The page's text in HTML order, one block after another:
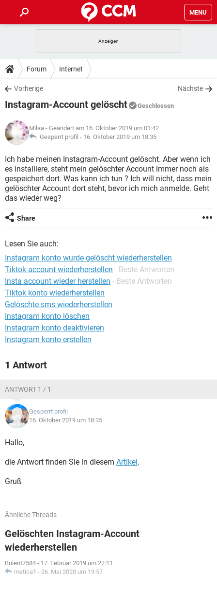
MENU
ANDROID
WINDOWS 10
WHATSAPP TIKTOK
FACEBOOK
TIPPS & TRICKS
SPIELE
WHATSAPP TIKTOK
FACEBOOK
DOWNLOADS
SPIELE STREAMING
ANDROID
WINDOWS 10 INSTAGRAM
WHATSAPP
FACEBOOK HARDWARE
FORUM
SPIELE STREAMING
ANDROID
WINDOWS 10 INSTAGRAM
WHATSAPP TIKTOK
FACEBOOK
LEXIKON
SPIELE STREAMING
ANDROID IOS
WINDOWS 10 INSTAGRAM
FACEBOOK
Forum Internet
Vorherige Nächste
Instagram-Account gelöscht Geschlossen
Milaa - Geändert am 16. Oktober 2019 um 01:42
Gesperrt profil - 16. Oktober 2019 um 18:35
Ich habe meinen Instagram-Account gelöscht. Aber wenn ich
es installiere, steht mein gelöschter Account immer noch als
gespeichert dort. Was kann ich tun ? Ich will nicht, dass mein
gelöschter Account dort steht, bevor ich mich anmelde. Geht
das wieder weg?
Share
Lesen Sie auch:
Instagram konto wurde gelöscht wiederherstellen
Tiktok-account wiederherstellen - Beste Antworten
Insta account wieder herstellen - Beste Antworten
Tiktok konto wiederherstellen
Gelöschte sms wiederherstellen
Instagram konto löschen
Instagram konto deaktivieren
Instagram konto erstellen
1 Antwort
ANTWORT 1 / 1
Gesperrt profil
16. Oktober 2019 um 18:35
Hallo,
die Antwort finden Sie in diesem Artikel.
Gruß
Ähnliche Threads
Gelöschten Instagram-Account
wiederherstellen
Bulent7584 - 17. Februar 2019 um 22:11
metica1 - 26. Mai 2020 um 19:57